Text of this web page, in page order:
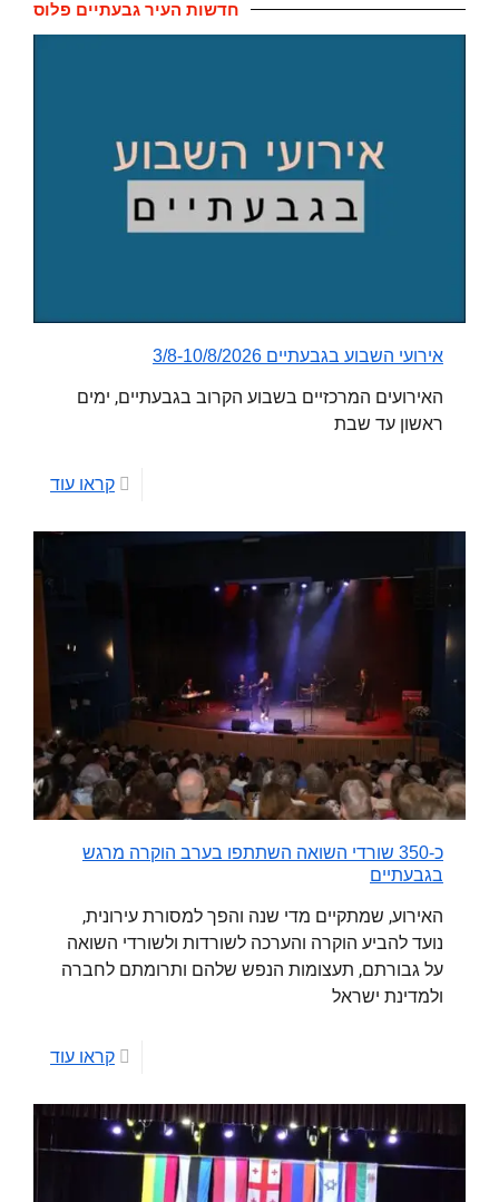
חדשות העיר גבעתיים פלוס
אירועי השבוע בגבעתיים 3/8-10/8/2026
האירועים המרכזיים בשבוע הקרוב בגבעתיים, ימים
ראשון עד שבת
קראו עוד
כ-350 שורדי השואה השתתפו בערב הוקרה מרגש
בגבעתיים
האירוע, שמתקיים מדי שנה והפך למסורת עירונית,
נועד להביע הוקרה והערכה לשורדות ולשורדי השואה
על גבורתם, תעצומות הנפש שלהם ותרומתם לחברה
ולמדינת ישראל
קראו עוד